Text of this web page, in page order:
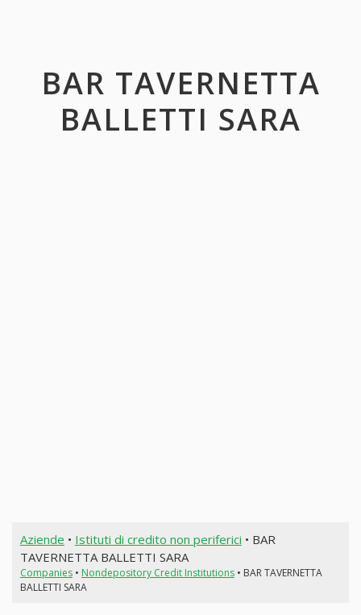
BAR TAVERNETTA
BALLETTI SARA
Aziende • Istituti di credito non periferici • BAR
TAVERNETTA BALLETTI SARA
Companies• Nondepository Credit Institutions• BAR TAVERNETTA
BALLETTI SARA